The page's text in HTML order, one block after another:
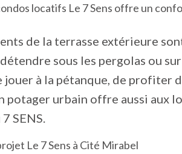
locatifs Le 7 Sens offre un
de la terrasse extérieure
sous les pergolas ou
jouer à la pétanque, de profiter
potager urbain offre aussi aux
SENS.